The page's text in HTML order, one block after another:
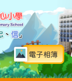
電子相簿